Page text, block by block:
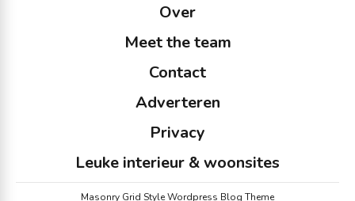
Over
Meet the team
Contact
Adverteren
Privacy
Leuke interieur & woonsites
Masonry Grid Style Wordpress Blog Theme